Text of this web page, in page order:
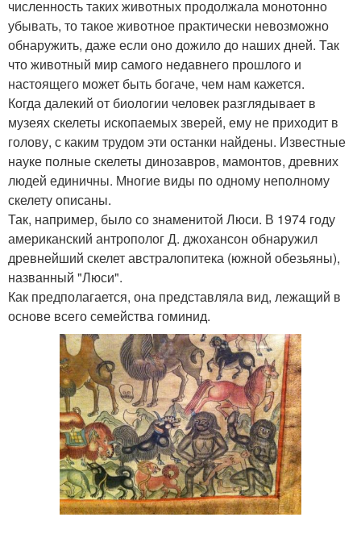
численность таких животных продолжала монотонно
убывать, то такое животное практически невозможно
обнаружить, даже если оно дожило до наших дней. Так
что животный мир самого недавнего прошлого и
настоящего может быть богаче, чем нам кажется.
Когда далекий от биологии человек разглядывает в
музеях скелеты ископаемых зверей, ему не приходит в
голову, с каким трудом эти останки найдены. Известные
науке полные скелеты динозавров, мамонтов, древних
людей единичны. Многие виды по одному неполному
скелету описаны.
Так, например, было со знаменитой Люси. В 1974 году
американский антрополог Д. джохансон обнаружил
древнейший скелет австралопитека (южной обезьяны),
названный "Люси".
Как предполагается, она представляла вид, лежащий в
основе всего семейства гоминид.